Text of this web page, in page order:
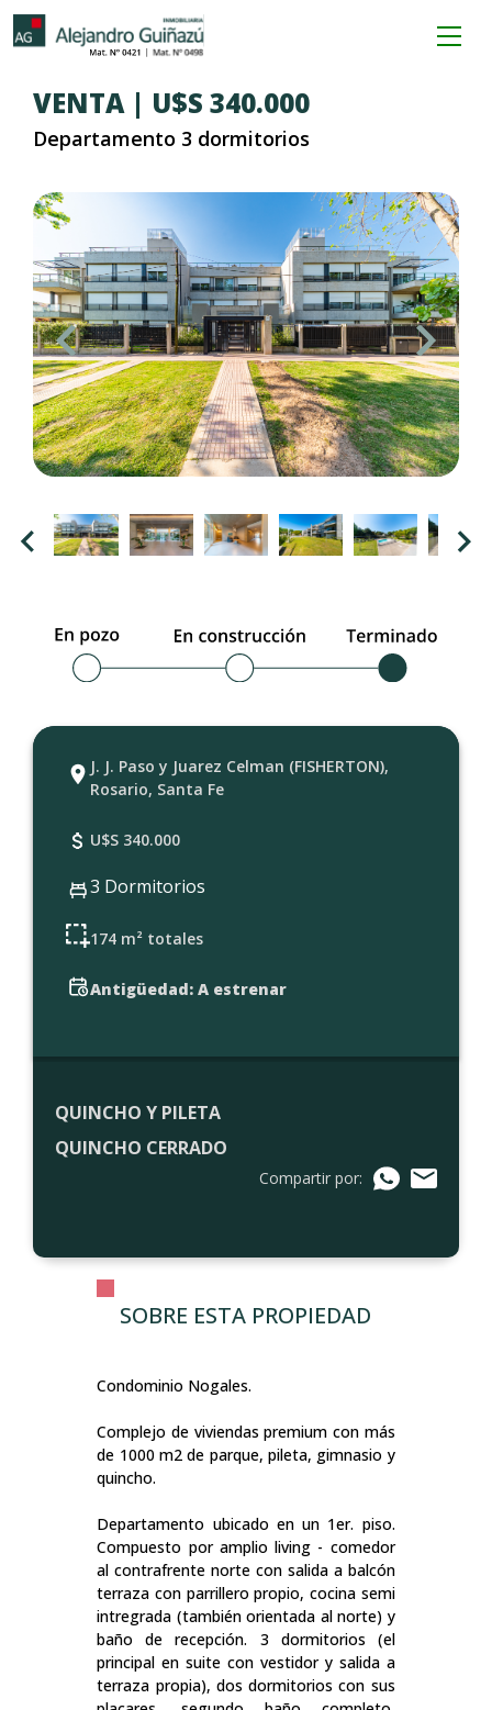
VENTA | U$S 340.000
Departamento 3 dormitorios
J. J. Paso y Juarez Celman (FISHERTON),
Rosario, Santa Fe
U$S 340.000
3 Dormitorios
174 m² totales
Antigüedad: A estrenar
QUINCHO Y PILETA
QUINCHO CERRADO
Compartir por:
SOBRE ESTA PROPIEDAD
Condominio Nogales.
Complejo de viviendas premium con más
de 1000 m2 de parque, pileta, gimnasio y
quincho.
Departamento ubicado en un 1er. piso.
Compuesto por amplio living - comedor
al contrafrente norte con salida a balcón
terraza con parrillero propio, cocina semi
intregrada (también orientada al norte) y
baño de recepción. 3 dormitorios (el
principal en suite con vestidor y salida a
terraza propia), dos dormitorios con sus